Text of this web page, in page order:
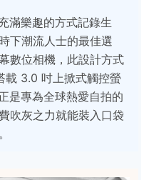
滿樂趣的方式記錄生
下潮流人士的最佳選
數位相機，此設計方式
載 3.0 吋上掀式觸控螢
是專為全球熱愛自拍的
吹灰之力就能裝入口袋